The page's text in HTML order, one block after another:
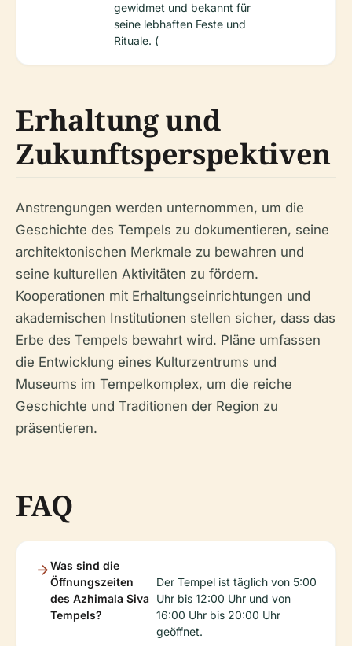
gewidmet und bekannt für
seine lebhaften Feste und
Rituale. (
Erhaltung und
Zukunftsperspektiven
Anstrengungen werden unternommen, um die
Geschichte des Tempels zu dokumentieren, seine
architektonischen Merkmale zu bewahren und
seine kulturellen Aktivitäten zu fördern.
Kooperationen mit Erhaltungseinrichtungen und
akademischen Institutionen stellen sicher, dass das
Erbe des Tempels bewahrt wird. Pläne umfassen
die Entwicklung eines Kulturzentrums und
Museums im Tempelkomplex, um die reiche
Geschichte und Traditionen der Region zu
präsentieren.
FAQ
Was sind die
Öffnungszeiten
des Azhimala Siva
Tempels?
Der Tempel ist täglich von 5:00
Uhr bis 12:00 Uhr und von
16:00 Uhr bis 20:00 Uhr
geöffnet.